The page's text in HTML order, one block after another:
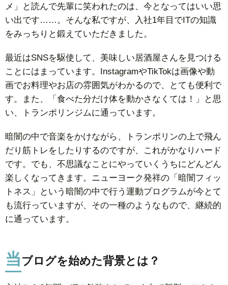
メ」と読んで先輩に笑われたのは、今となってはいい思
い出です……。そんな私ですが、入社1年目でITの知識
をみっちりと鍛えていただきました。
最近はSNSを駆使して、美味しい居酒屋さんを見つける
ことにはまっています。InstagramやTikTokは画像や動
画でお料理やお店の雰囲気がわかるので、とても便利で
す。また、「食べた分だけ体を動かさなくては！」と思
い、トランポリンジムに通っています。
暗闇の中で音楽をかけながら、トランポリンの上で飛ん
だり筋トレをしたりするのですが、これがかなりハード
です。でも、不思議なことにやっていくうちにどんどん
楽しくなってきます。ニューヨーク発祥の「暗闇フィッ
トネス」という暗闇の中で行う運動プログラムが今とて
も流行っていますが、その一種のようなもので、継続的
に通っています。
当ブログを始めた背景とは？